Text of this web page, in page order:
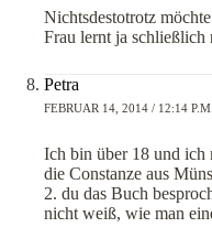
Nichtsdestotrotz
Frau lernt ja schließlich
Petra
FEBRUAR 14, 2014 / 12:14 P.M.
Ich bin über 18 und ich
die Constanze aus
2. du das Buch
nicht weiß, wie man